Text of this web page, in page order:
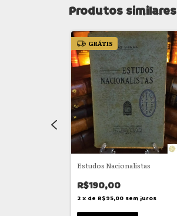
Produtos similares
GRÁTIS
Estudos Nacionalistas
R$190,00
2 x de R$95,00 sem juros